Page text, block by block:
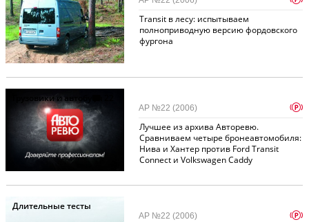
Transit в лесу: испытываем
полноприводную версию фордовского
фургона
Грузовики и автобусы
Лучшее из архива Авторевю.
Сравниваем четыре бронеавтомобиля:
Нива и Хантер против Ford Transit
Connect и Volkswagen Caddy
АР №22 (2006) p
Длительные тесты
АР №22 (2006) p